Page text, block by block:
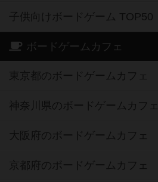
子供向けボードゲーム TOP50
ボードゲームカフェ
東京都のボードゲームカフェ
神奈川県のボードゲームカフェ
大阪府のボードゲームカフェ
京都府のボードゲームカフェ